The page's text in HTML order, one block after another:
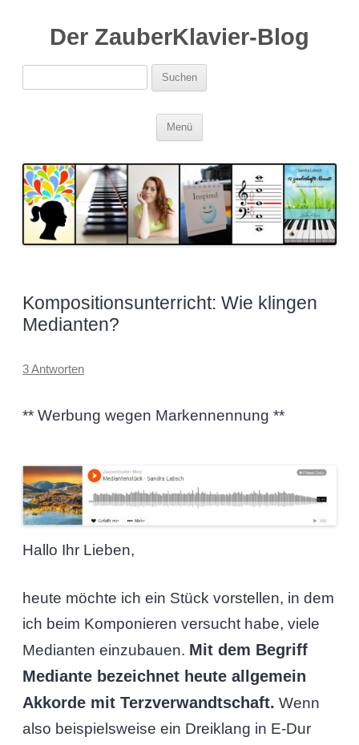
Der ZauberKlavier-Blog
Suchen
nach:
Menü
Kompositionsunterricht: Wie klingen
Medianten?
3 Antworten
** Werbung wegen Markennennung **
Hallo Ihr Lieben,
heute möchte ich ein Stück vorstellen, in dem
ich beim Komponieren versucht habe, viele
Medianten einzubauen. Mit dem Begriff
Mediante bezeichnet heute allgemein
Akkorde mit Terzverwandtschaft. Wenn
also beispielsweise ein Dreiklang in E-Dur